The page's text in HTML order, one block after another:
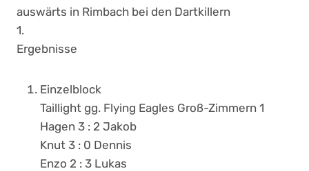
auswärts in Rimbach bei den Dartkillern
1.
Ergebnisse
Einzelblock
Taillight gg. Flying Eagles Groß-Zimmern 1
Hagen 3 : 2 Jakob
Knut 3 : 0 Dennis
Enzo 2 : 3 Lukas